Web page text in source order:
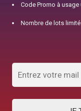
Code Promo à usage
Nombre de lots limité